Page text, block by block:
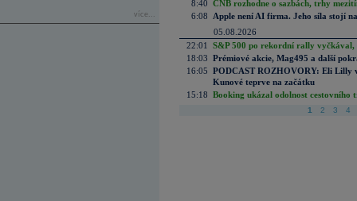
více...
8:40 ČNB rozhodne o sazbách, trhy
6:08
Apple není AI firma. Jeho síla stojí
05.08.2026
22:01
S&P 500 po rekordní rally vyčkával,
18:03 Prémiové akcie, Mag495 a další
16:05 PODCAST ROZHOVORY: Eli Lilly
Kunové teprve na začátku
15:18 Booking ukázal odolnost cestovního
1 2 3 4